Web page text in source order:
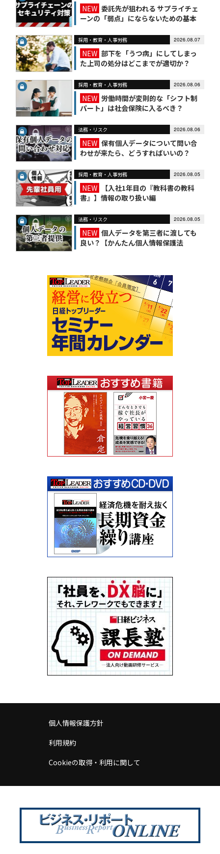
NEW 委託先が狙われる サプライチェ
ーンの「弱点」にならないための基本
採用・教育・人事労務 2026.08.07
NEW 部下を「うつ病」にしてしまっ
た上司の処分はどこまでが適切か？
採用・教育・人事労務 2026.08.06
NEW 労働時間が変則的な「シフト制
パート」は社会保険に入るべき？
法務・リスク 2026.08.06
NEW 保有個人データについて問い合
わせが来たら、どうすればいいの？
【かんたん個人情報保護法（7）】
採用・教育・人事労務 2026.08.05
NEW
【入社1年目の『教科書の教科
書』】情報の取り扱い編
法務・リスク 2026.08.05
NEW 個人データを第三者に渡しても
良い？【かんたん個人情報保護法
個人情報保護方針
利用規約
Cookieの取得・利用に関して